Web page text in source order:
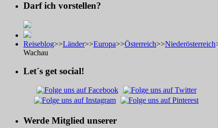
Darf ich vorstellen?
Reiseblog>>Länder>>Europa>>Österreich>>Niederösterreich
Wachau
Let´s get social!
Werde Mitglied unserer